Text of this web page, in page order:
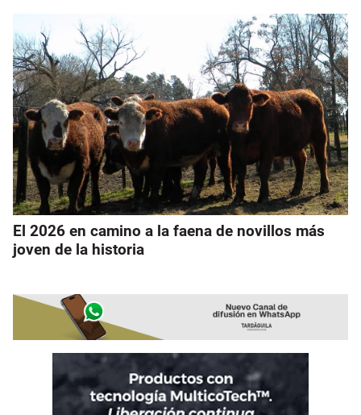
El 2026 en camino a la faena de novillos más
joven de la historia